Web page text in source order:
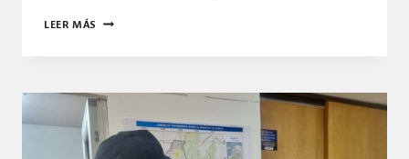
LEER MÁS DECANA
LA
ORDEN
JULIO